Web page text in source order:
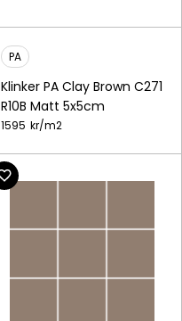
PA
Klinker PA Clay Brown C271
R10B Matt 5x5cm
1595 kr/m2